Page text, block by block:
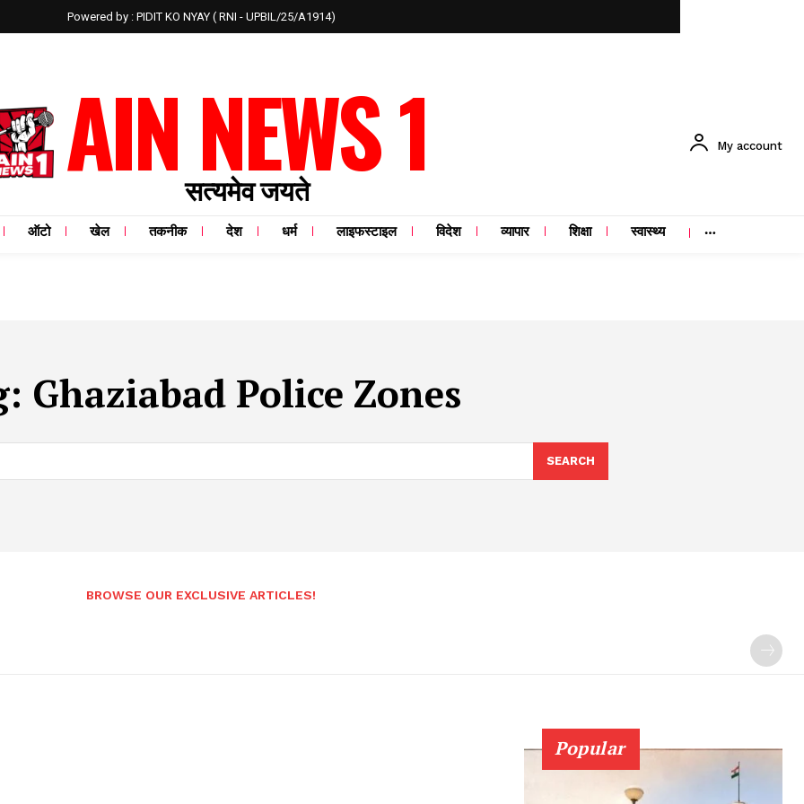
Powered by : PIDIT KO NYAY ( RNI - UPBIL/25/A1914)
AIN NEWS 1
सत्यमेव जयते
My account
ऑटो खेल तकनीक देश धर्म लाइफस्टाइल विदेश व्यापार शिक्षा स्वास्थ्य
Ghaziabad Police Zones
SEARCH
BROWSE OUR EXCLUSIVE ARTICLES!
Popular